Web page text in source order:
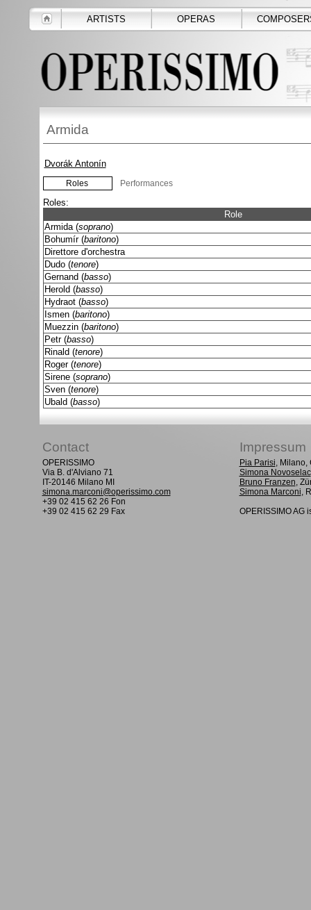
ARTISTS OPERAS
Armida
Dvorák Antonín
Roles Performances
Roles:
Role
Armida (soprano)
Bohumír (baritono)
Direttore d'orchestra
Dudo (tenore)
Gernand (basso)
Herold (basso)
Hydraot (basso)
Ismen (baritono)
Muezzin (baritono)
Petr (basso)
Rinald (tenore)
Roger (tenore)
Sirene (soprano)
Sven (tenore)
Ubald (basso)
Contact Impressum
OPERISSIMO
Via B. d'Alviano 71
IT-20146 Milano MI
simona.marconi@operissimo.com
+39 02 415 62 26 Fon
+39 02 415 62 29 Fax
Pia Parisi, Milano,
Simona Novoselac
Bruno Franzen,
Simona Marconi,
OPERISSIMO AG